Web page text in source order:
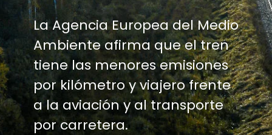
La Agencia Europea del Medio
Ambiente afirma que el tren
tiene las menores emisiones
por kilómetro y viajero frente
a la aviación y al transporte
por carretera.